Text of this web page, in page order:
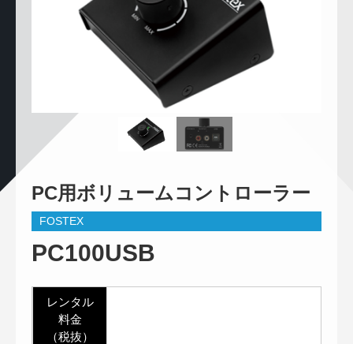
PC用ボリュームコントローラー
FOSTEX
PC100USB
レンタル
料金
（税抜）